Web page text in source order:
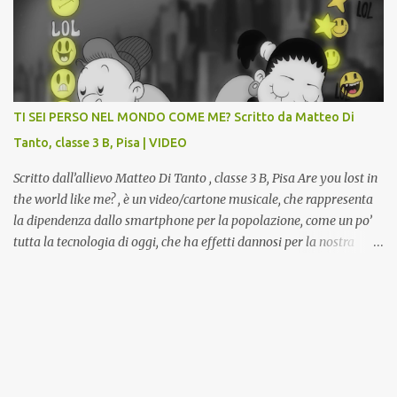
la Gipsoteca in un laboratorio didattico.Venti ragazzi del Liceo
potranno studiare e riscoprire: i Gessi storici dell’ex-Istituto d’Arte,
attualmente musealizzati nella Gipsoteca della Biblioteca
Comunale "Peppino Impastato" di Cascina. Quadri, disegni,
progetti di arredamento e di mobili, intarsi ed intagli lignei
da allievi e studenti dell’Istituto d’Arte durante il...
TI SEI PERSO NEL MONDO COME ME? Scritto da Matteo Di
Tanto, classe 3 B, Pisa | VIDEO
Scritto dall’allievo Matteo Di Tanto , classe 3 B, Pisa Are you lost in
the world like me? , è un video/cartone musicale, che rappresenta
la dipendenza dallo smartphone per la popolazione, come un po’
tutta la tecnologia di oggi, che ha effetti dannosi per la nostra